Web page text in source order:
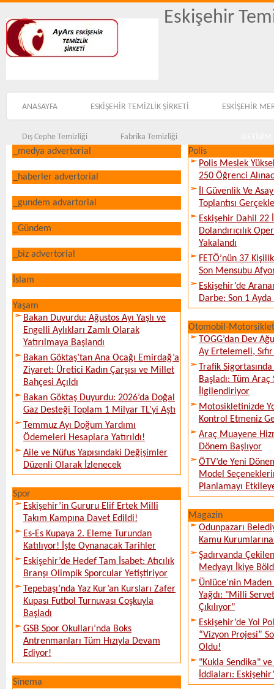
Eskişehir
ANASAYFA ESKİŞEHİR TEMİZLİK ŞİRKETİ ESKİŞEHİR
Dış Cephe Temizliği Fabrika Temizliği
_medya advertorial
_haberler advertorial
_gundem advartorial
_Gündem
_biz advertorial
İslam
Yaşam
Bakan Duyurdu: Ağustos Ayı Yaşlı ve
Engelli Aylıkları Zamlı Olarak
Yatırılmaya Başlandı
Bakan Göktaş’tan Ana Ocağı Emirdağ’a
Ziyaret: Üretici Kadın Çarşısı ve Millet
Bahçesi Açıldı
Bakan Göktaş Duyurdu: 2026’da Doğal
Gaz Desteği Toplam 1 Milyar TL’yi Aştı
Temmuz Ayı Doğum Yardımı
Ödemeleri Hesaplara Yatırıldı!
Aile ve Nüfus Yapısındaki Değişimler
Düzenli Olarak İzlenecek
Spor
Eskişehir’in Gururu Elif Ertek Millî
Takım Kampına Davet Edildi!
Es-Es Kupaya 2. Eleme Turundan
Katılıyor! İşte Oynanacak Tarihler
Eskişehir’de Hedef Tam İsabet: Atıcılık
Branşı Olimpik Sporcular Yetiştiriyor
Tepebaşı’nda Yaz Kur’an Kursları Zafer
Kupası Futbol Turnuvası Coşkuyla
Başladı
GSB Spor Okulları’nda Boks
Antrenmanları Tüm Hızıyla Devam
Ediyor!
Sinema
Polis
Polis Meslek
250 Öğrenci
İl Güvenlik Ve
Toplantısı
Eskişehir Dahil
Dolandırıcılık
Yakalandı
FETÖ’nün 37
Son Mensubu
Eskişehir’de
Darbe: Son 1 Ayda
Otomobil-Motorsiklet
TOGG’dan Dev
Ay Ertelemeli,
Trafik
Başladı: Tüm
İlgilendiriyor
Motosikletinizde
Kontrol Etmeniz
Araç Muayene
Dönem Başlıyor
ÖTV’de Yeni
Model
Planlamayı
Magazin
Odunpazarı
Kamu Kurumlarına
Şadırvanda
Medyayı İkiye
Ünlüce’nin Maden
Yağdı: "Milli
Çıkılıyor"
Eskişehir’de Yol
“Vizyon Projesi”
Oldu!
"Kukla Sendika"
İddiaları: